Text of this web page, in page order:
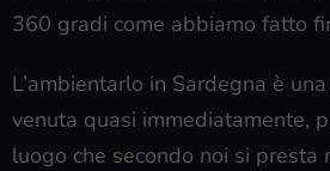
360 gradi come abbiamo fatto
L’ambientarlo in Sardegna è
venuta quasi immediatamente,
luogo che secondo noi si presta